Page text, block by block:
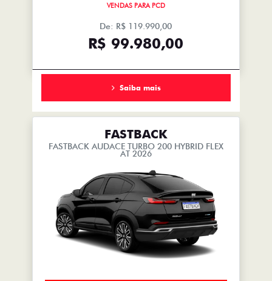
VENDAS PARA PCD
De: R$ 119.990,00
R$ 99.980,00
Saiba mais
FASTBACK
FASTBACK AUDACE TURBO 200 HYBRID FLEX
AT 2026